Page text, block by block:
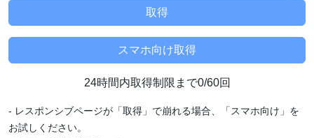
24時間内取得制限まで0/60回
- レスポンシブページが「取得」で崩れる場合、「スマホ向け」を
お試しください。